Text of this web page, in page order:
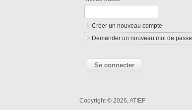
Créer un nouveau compte
Demander un nouveau mot de passe
Copyright © 2026, ATIEF